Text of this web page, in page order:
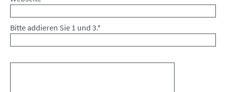
Bitte addieren Sie 1 und 3.*